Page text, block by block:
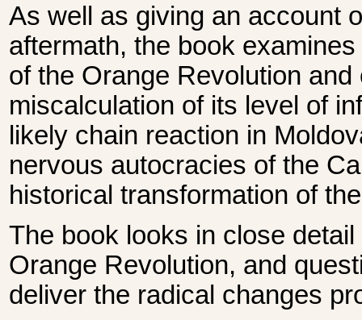
As well as giving an account
aftermath, the book
of the Orange Revolution and
miscalculation of its level of
likely chain reaction in
nervous autocracies of the
historical transformation of
The book looks in close
Orange Revolution, and
deliver the radical changes